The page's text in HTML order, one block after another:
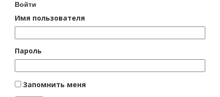
Войти
Имя пользователя
Пароль
Запомнить меня